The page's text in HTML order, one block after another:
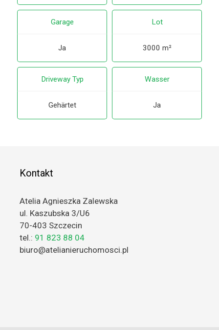
Garage
Ja
Lot
3000 m²
Driveway Typ
Gehärtet
Wasser
Ja
Kontakt
Atelia Agnieszka Zalewska
ul. Kaszubska 3/U6
70-403 Szczecin
tel.: 91 823 88 04
biuro@atelianieruchomosci.pl